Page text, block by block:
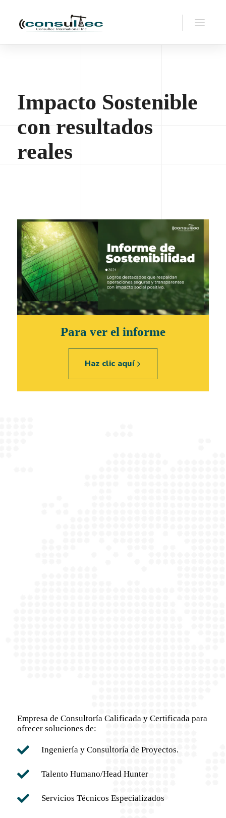
Impacto Sostenible
con resultados
reales
Para ver el informe
Haz clic aquí
Empresa de Consultoría Calificada y Certificada para
ofrecer soluciones de:
Ingeniería y Consultoría de Proyectos.
Talento Humano/Head Hunter
Servicios Técnicos Especializados